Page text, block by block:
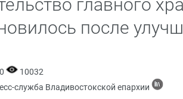
главного
после
10032
служба Владивостокской епархии